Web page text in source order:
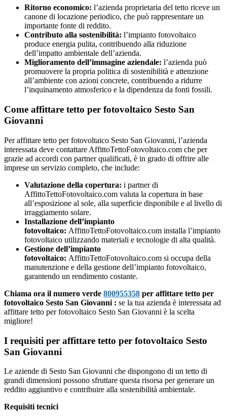
Ritorno economico: l’azienda proprietaria del tetto riceve un
canone di locazione periodico, che può rappresentare un
importante fonte di reddito.
Contributo alla sostenibilità: l’impianto fotovoltaico
produce energia pulita, contribuendo alla riduzione
dell’impatto ambientale dell’azienda.
Miglioramento dell’immagine aziendale: l’azienda può
promuovere la propria politica di sostenibilità e attenzione
all’ambiente con azioni concrete, contribuendo a ridurre
l’inquinamento atmosferico e la dipendenza da fonti fossili.
Come affittare tetto per fotovoltaico Sesto San
Giovanni
Per affittare tetto per fotovoltaico Sesto San Giovanni, l’azienda
interessata deve contattare AffittoTettoFotovoltaico.com che per
grazie ad accordi con partner qualificati, è in grado di offrire alle
imprese un servizio completo, che include:
Valutazione della copertura: i partner di
AffittoTettoFotovoltaico.com valuta la copertura in base
all’esposizione al sole, alla superficie disponibile e al livello di
irraggiamento solare.
Installazione dell’impianto
fotovoltaico: AffittoTettoFotovoltaico.com installa l’impianto
fotovoltaico utilizzando materiali e tecnologie di alta qualità.
Gestione dell’impianto
fotovoltaico: AffittoTettoFotovoltaico.com si occupa della
manutenzione e della gestione dell’impianto fotovoltaico,
garantendo un rendimento costante.
Chiama ora il numero verde 800955358 per affittare tetto per
fotovoltaico Sesto San Giovanni : se la tua azienda è interessata ad
affittare tetto per fotovoltaico Sesto San Giovanni è la scelta
migliore!
I requisiti per affittare tetto per fotovoltaico Sesto
San Giovanni
Le aziende di Sesto San Giovanni che dispongono di un tetto di
grandi dimensioni possono sfruttare questa risorsa per generare un
reddito aggiuntivo e contribuire alla sostenibilità ambientale.
Requisiti tecnici